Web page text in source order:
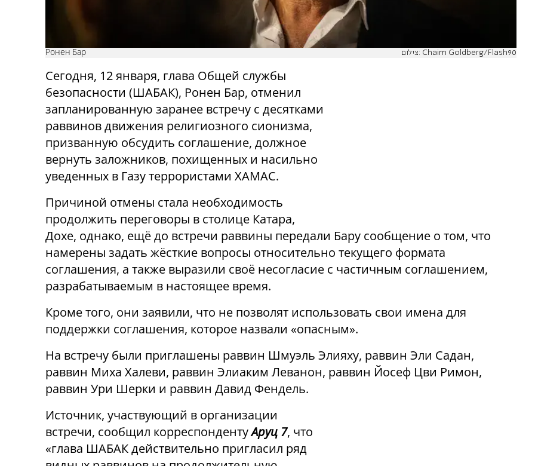
Ронен Бар צילום: Chaim Goldberg/Flash90
Сегодня, 12 января, глава Общей службы
безопасности (ШАБАК), Ронен Бар, отменил
запланированную заранее встречу с десятками
раввинов движения религиозного сионизма,
призванную обсудить соглашение, должное
вернуть заложников, похищенных и насильно
уведенных в Газу террористами ХАМАС.
Причиной отмены стала необходимость
продолжить переговоры в столице Катара,
Дохе, однако, ещё до встречи раввины передали Бару сообщение о том, что
намерены задать жёсткие вопросы относительно текущего формата
соглашения, а также выразили своё несогласие с частичным соглашением,
разрабатываемым в настоящее время.
Кроме того, они заявили, что не позволят использовать свои имена для
поддержки соглашения, которое назвали «опасным».
На встречу были приглашены раввин Шмуэль Элияху, раввин Эли Садан,
раввин Миха Халеви, раввин Элиаким Леванон, раввин Йосеф Цви Римон,
раввин Ури Шерки и раввин Давид Фендель.
Источник, участвующий в организации
встречи, сообщил корреспондентуАруц 7, что
«глава ШАБАК действительно пригласил ряд